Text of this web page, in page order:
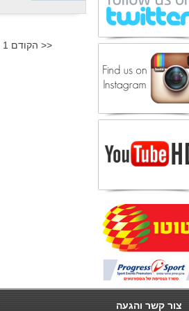
<< הקודם 1
צור קשר והגעה